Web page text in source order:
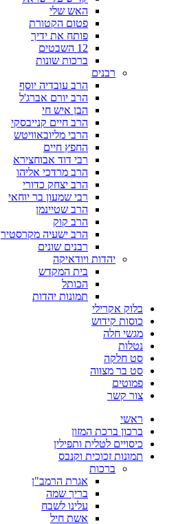
האש שלי
פטום הקטורת
פותח את ידיך
12 השבטים
ברכות שונות
רבנים
הרב עובדיה יוסף
הרב יורם אברג'ל
הבן איש חי
הרב חיים קנייבסקי
הרבי מליובאוויטש
החפץ חיים
רבי דוד אבוחצירא
הרב מרדכי אליהו
הרב יצחק כדורי
רבי שמעון בר יוחאי
הרב שטיינמן
הרב קוק
הרב ישעיה מקרסטיר
רבנים שונים
יהדות ויודאיקה
בית המקדש
הכותל
תמונות יהדות
בלוק אקרילי
כוסות קידוש
מגשי חלה
נטלות
סט חלקה
סט בר מצווה
פמוטים
צור קשר
ראשי
ברכון ברכת המזון
כיסויים לטלית ותפילין
תמונות זכוכית וקנבס
ברכות
אגרת הרמב"ן
בריך שמה
עלינו לשבח
אשת חיל